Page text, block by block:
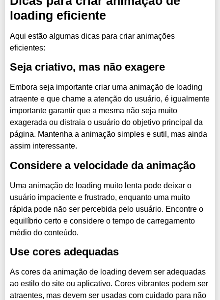
loading eficiente
Aqui estão algumas dicas para criar animações
eficientes:
Seja criativo, mas não exagere
Embora seja importante criar uma animação de loading
atraente e que chame a atenção do usuário, é igualmente
importante garantir que a mesma não seja muito
exagerada ou distraia o usuário do objetivo principal da
página. Mantenha a animação simples e sutil, mas ainda
assim interessante.
Considere a velocidade da animação
Uma animação de loading muito lenta pode deixar o
usuário impaciente e frustrado, enquanto uma muito
rápida pode não ser percebida pelo usuário. Encontre o
equilíbrio certo e considere o tempo de carregamento
médio do conteúdo.
Use cores adequadas
As cores da animação de loading devem ser adequadas
ao estilo do site ou aplicativo. Cores vibrantes podem ser
atraentes, mas devem ser usadas com cuidado para não